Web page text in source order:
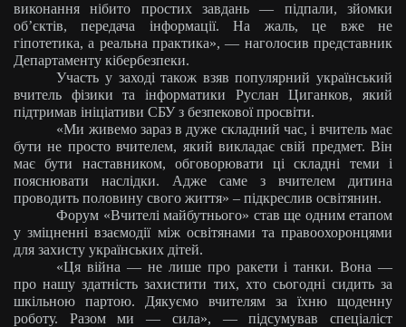
виконання нібито простих завдань — підпали, зйомки
об’єктів, передача інформації. На жаль, це вже не
гіпотетика, а реальна практика», — наголосив представник
Департаменту кібербезпеки.
Участь у заході також взяв популярний український
вчитель фізики та інформатики Руслан Циганков, який
підтримав ініціативи СБУ з безпекової просвіти.
«Ми живемо зараз в дуже складний час, і вчитель має
бути не просто вчителем, який викладає свій предмет. Він
має бути наставником, обговорювати ці складні теми і
пояснювати наслідки. Адже саме з вчителем дитина
проводить половину свого життя» – підкреслив освітянин.
Форум «Вчителі майбутнього» став ще одним етапом
у зміцненні взаємодії між освітянами та правоохоронцями
для захисту українських дітей.
«Ця війна — не лише про ракети і танки. Вона —
про нашу здатність захистити тих, хто сьогодні сидить за
шкільною партою. Дякуємо вчителям за їхню щоденну
роботу. Разом ми — сила», — підсумував спеціаліст